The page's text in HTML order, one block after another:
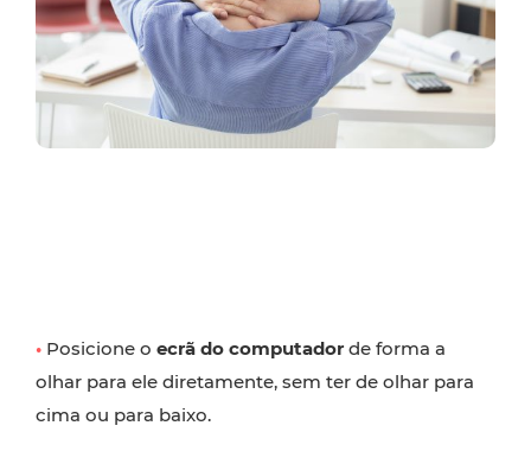
• Posicione o ecrã do computador de forma a
olhar para ele diretamente, sem ter de olhar para
cima ou para baixo.